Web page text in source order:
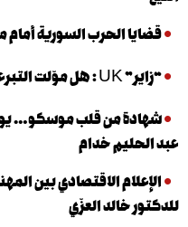
الحرب السورية أمام محاكم
من قلب موسكو… يوسف
خدام
الاقتصادي بين المهنة
العزّي